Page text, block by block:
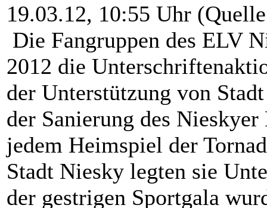
19.03.12, 10:55 Uhr
Die Fangruppen des ELV
2012 die
der Unterstützung von
der Sanierung des
jedem Heimspiel der
Stadt Niesky legten sie
der gestrigen Sportgala